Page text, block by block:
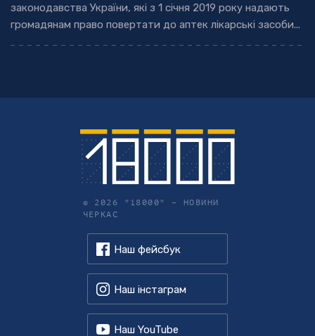
законодавства України, які з 1 січня 2019 року надають
громадянам право повертати до аптек лікарські засоби...
© 2026 "18000" – НОВИНИ
ЧЕРКАС
Наш фейсбук
Наш інстаграм
Наш YouTube